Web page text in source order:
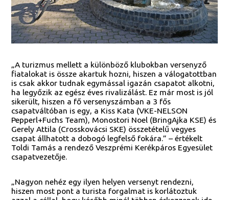
„A turizmus mellett a különböző klubokban versenyző
fiatalokat is össze akartuk hozni, hiszen a válogatottban
is csak akkor tudnak egymással igazán csapatot alkotni,
ha legyőzik az egész éves rivalizálást. Ez már most is jól
sikerült, hiszen a fő versenyszámban a 3 fős
csapatváltóban is egy, a Kiss Kata (VKE-NELSON
Pepperl+Fuchs Team), Monostori Noel (BringAjka KSE) és
Gerely Attila (Crosskovácsi SKE) összetételű vegyes
csapat állhatott a dobogó legfelső fokára.” – értékelt
Toldi Tamás a rendező Veszprémi Kerékpáros Egyesület
csapatvezetője.
„Nagyon nehéz egy ilyen helyen versenyt rendezni,
hiszen most pont a turista forgalmat is korlátoztuk